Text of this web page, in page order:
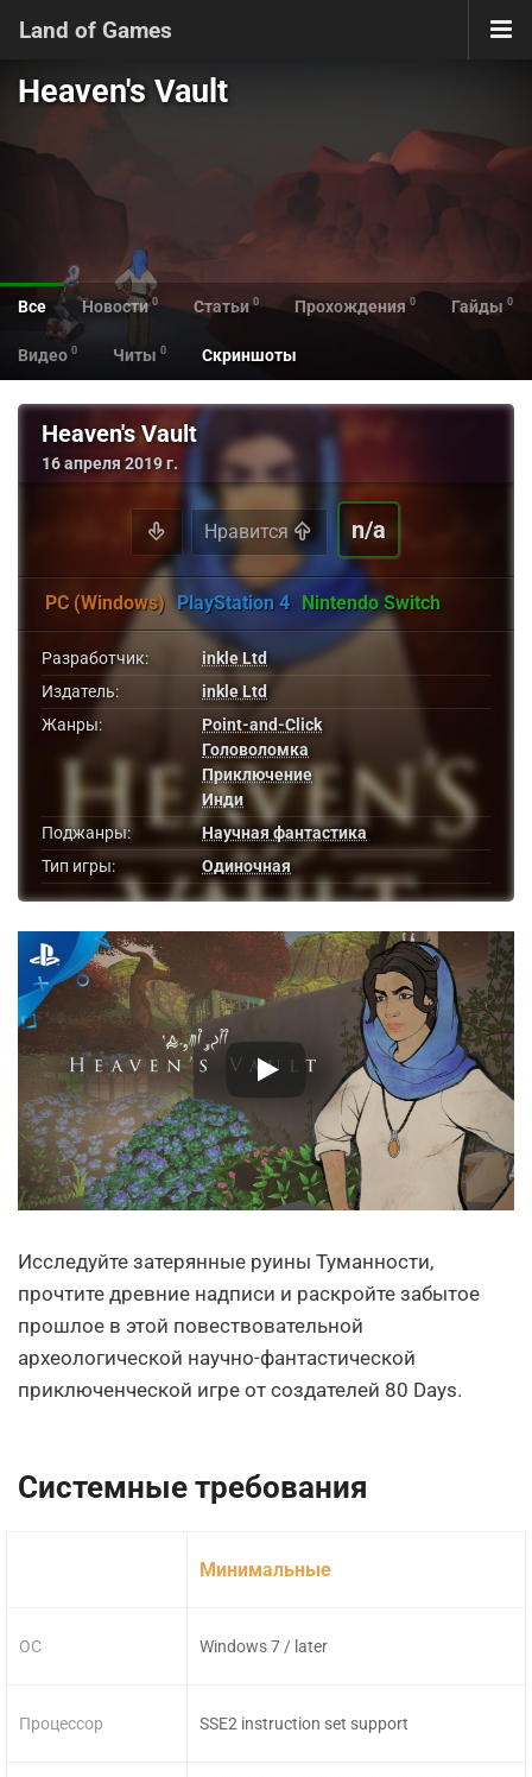
Land of Games
Heaven's Vault
Все Новости 0 Статьи 0 Прохождения 0 Гайды 0
Видео 0 Читы 0 Скриншоты
Heaven's Vault
16 апреля 2019 г.
Нравится n/a
PC (Windows) PlayStation 4 Nintendo Switch
Разработчик:
inkle Ltd
Издатель:
inkle Ltd
Жанры:
Point-and-Click
Головоломка
Приключение
Инди
Поджанры:
Научная фантастика
Тип игры:
Одиночная
Исследуйте затерянные руины Туманности,
прочтите древние надписи и раскройте забытое
прошлое в этой повествовательной
археологической научно-фантастической
приключенческой игре от создателей 80 Days.
Системные требования
ОС
Процессор
Минимальные
Windows 7 / later
SSE2 instruction set support